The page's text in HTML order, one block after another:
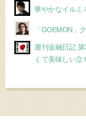
華やかなイルミ
「GOEMON」
週刊金融日記
くて美味しい立